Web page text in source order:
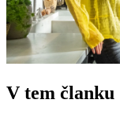
V tem članku